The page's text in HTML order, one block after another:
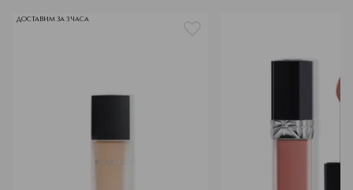
ДОСТАВИМ ЗА 3 ЧАСА